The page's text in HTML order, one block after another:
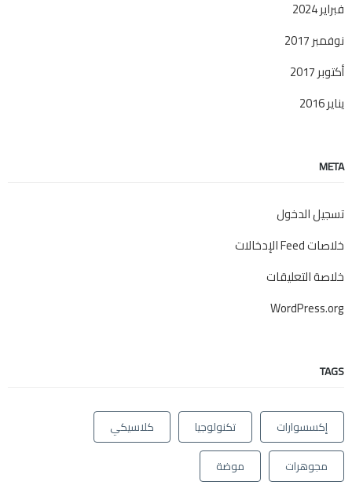
فبراير 2024
نوفمبر 2017
أكتوبر 2017
يناير 2016
META
تسجيل الدخول
خلاصات Feed الإدخالات
خلاصة التعليقات
WordPress.org
TAGS
إكسسوارات تكنولوجيا
كلاسيكي
مجوهرات
موضة